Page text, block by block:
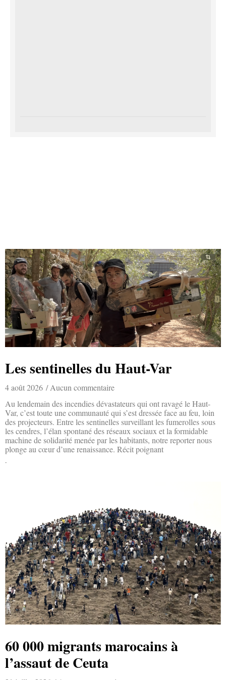
Les sentinelles du Haut-Var
4 août 2026
Aucun commentaire
Au lendemain des incendies dévastateurs qui ont ravagé le Haut-
Var, c’est toute une communauté qui s’est dressée face au feu, loin
des projecteurs. Entre les sentinelles surveillant les fumerolles sous
les cendres, l’élan spontané des réseaux sociaux et la formidable
machine de solidarité menée par les habitants, notre reporter nous
plonge au cœur d’une renaissance. Récit poignant
60 000 migrants marocains à
l’assaut de Ceuta